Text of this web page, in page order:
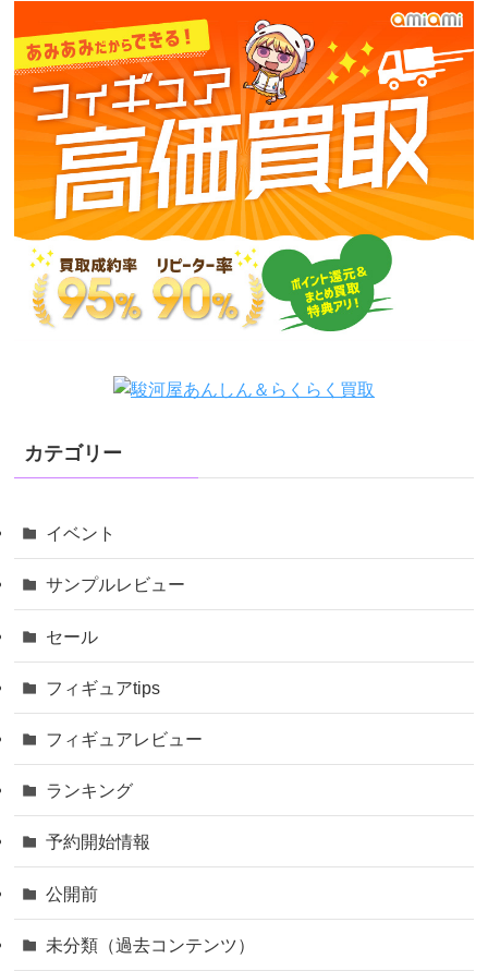
カテゴリー
イベント
サンプルレビュー
セール
フィギュアtips
フィギュアレビュー
ランキング
予約開始情報
公開前
未分類（過去コンテンツ）